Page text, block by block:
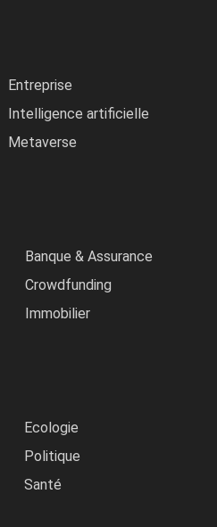
Entreprise
Intelligence artificielle
Metaverse
Banque & Assurance
Crowdfunding
Immobilier
Ecologie
Politique
Santé